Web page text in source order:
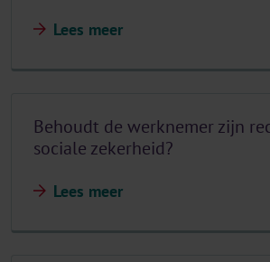
Lees meer
Behoudt de werknemer zijn
sociale zekerheid?
Lees meer